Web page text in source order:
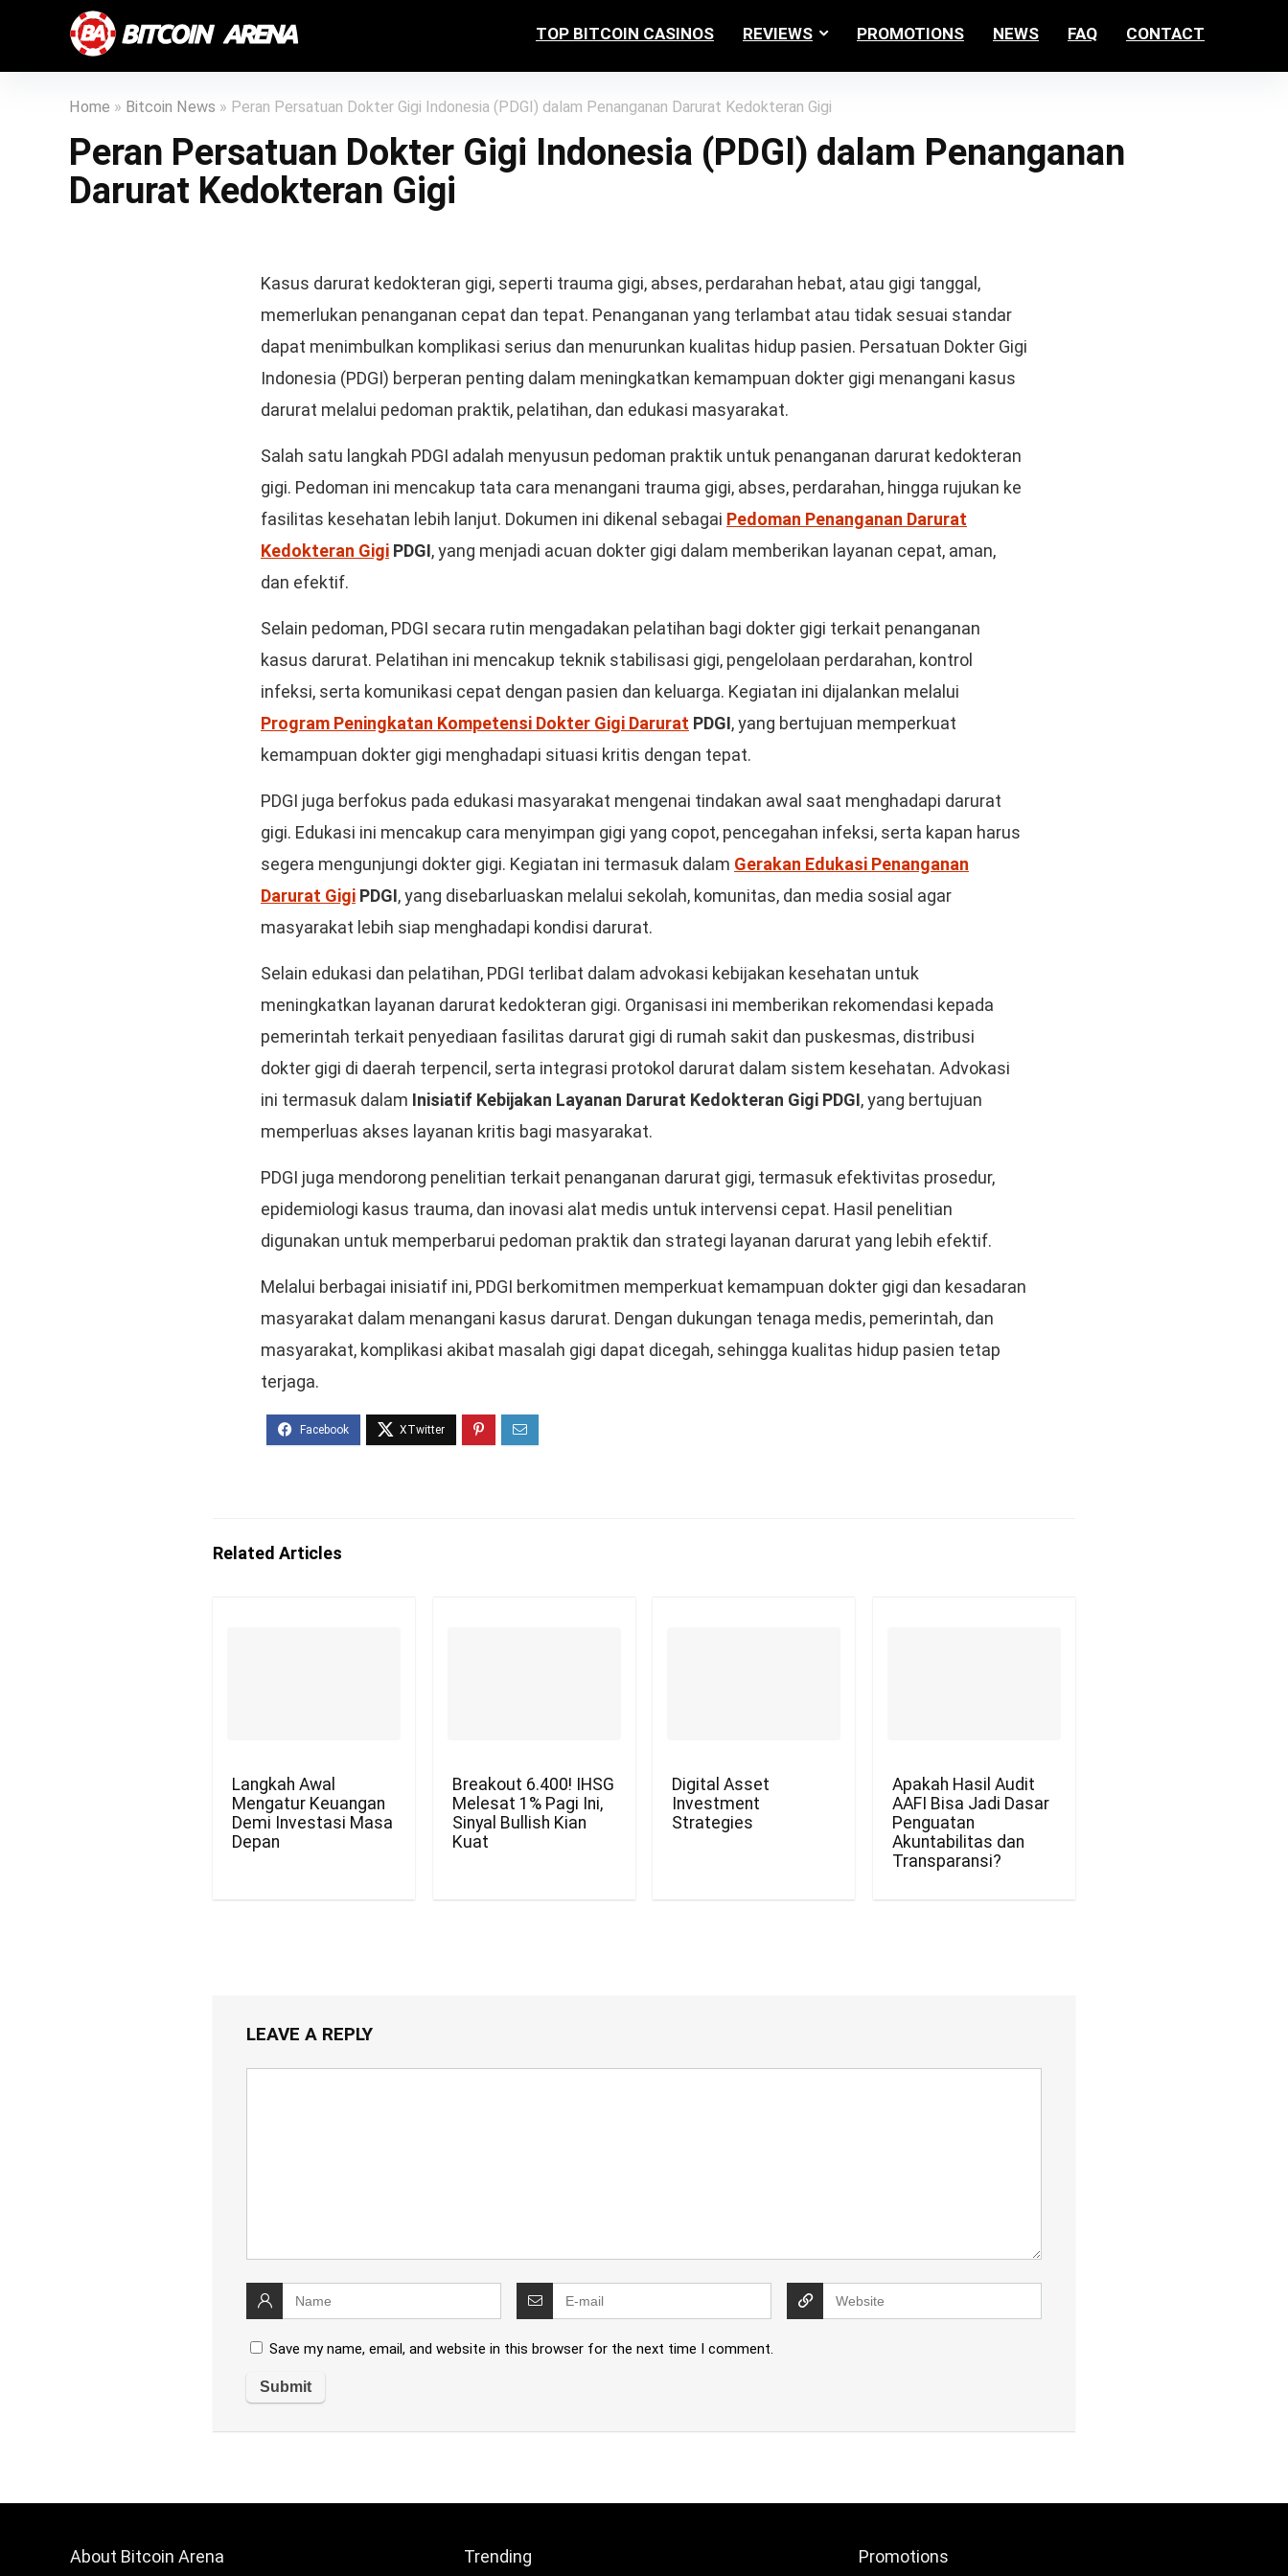
TOP BITCOIN CASINOS REVIEWS PROMOTIONS NEWS FAQ CONTACT
Home » Bitcoin News » Peran Persatuan Dokter Gigi Indonesia (PDGI) dalam Penanganan Darurat Kedokteran Gigi
Peran Persatuan Dokter Gigi Indonesia (PDGI) dalam Penanganan
Darurat Kedokteran Gigi
Kasus darurat kedokteran gigi, seperti trauma gigi, abses, perdarahan hebat, atau gigi tanggal,
memerlukan penanganan cepat dan tepat. Penanganan yang terlambat atau tidak sesuai standar
dapat menimbulkan komplikasi serius dan menurunkan kualitas hidup pasien. Persatuan Dokter Gigi
Indonesia (PDGI) berperan penting dalam meningkatkan kemampuan dokter gigi menangani kasus
darurat melalui pedoman praktik, pelatihan, dan edukasi masyarakat.
Salah satu langkah PDGI adalah menyusun pedoman praktik untuk penanganan darurat kedokteran
gigi. Pedoman ini mencakup tata cara menangani trauma gigi, abses, perdarahan, hingga rujukan ke
fasilitas kesehatan lebih lanjut. Dokumen ini dikenal sebagai Pedoman Penanganan Darurat
Kedokteran Gigi PDGI, yang menjadi acuan dokter gigi dalam memberikan layanan cepat, aman,
dan efektif.
Selain pedoman, PDGI secara rutin mengadakan pelatihan bagi dokter gigi terkait penanganan
kasus darurat. Pelatihan ini mencakup teknik stabilisasi gigi, pengelolaan perdarahan, kontrol
infeksi, serta komunikasi cepat dengan pasien dan keluarga. Kegiatan ini dijalankan melalui
Program Peningkatan Kompetensi Dokter Gigi Darurat PDGI, yang bertujuan memperkuat
kemampuan dokter gigi menghadapi situasi kritis dengan tepat.
PDGI juga berfokus pada edukasi masyarakat mengenai tindakan awal saat menghadapi darurat
gigi. Edukasi ini mencakup cara menyimpan gigi yang copot, pencegahan infeksi, serta kapan harus
segera mengunjungi dokter gigi. Kegiatan ini termasuk dalam Gerakan Edukasi Penanganan
Darurat Gigi PDGI, yang disebarluaskan melalui sekolah, komunitas, dan media sosial agar
masyarakat lebih siap menghadapi kondisi darurat.
Selain edukasi dan pelatihan, PDGI terlibat dalam advokasi kebijakan kesehatan untuk
meningkatkan layanan darurat kedokteran gigi. Organisasi ini memberikan rekomendasi kepada
pemerintah terkait penyediaan fasilitas darurat gigi di rumah sakit dan puskesmas, distribusi
dokter gigi di daerah terpencil, serta integrasi protokol darurat dalam sistem kesehatan. Advokasi
ini termasuk dalam Inisiatif Kebijakan Layanan Darurat Kedokteran Gigi PDGI, yang bertujuan
memperluas akses layanan kritis bagi masyarakat.
PDGI juga mendorong penelitian terkait penanganan darurat gigi, termasuk efektivitas prosedur,
epidemiologi kasus trauma, dan inovasi alat medis untuk intervensi cepat. Hasil penelitian
digunakan untuk memperbarui pedoman praktik dan strategi layanan darurat yang lebih efektif.
Melalui berbagai inisiatif ini, PDGI berkomitmen memperkuat kemampuan dokter gigi dan kesadaran
masyarakat dalam menangani kasus darurat. Dengan dukungan tenaga medis, pemerintah, dan
masyarakat, komplikasi akibat masalah gigi dapat dicegah, sehingga kualitas hidup pasien tetap
terjaga.
Related Articles
Langkah Awal
Mengatur Keuangan
Demi Investasi Masa
Depan
Breakout 6.400! IHSG
Melesat 1% Pagi Ini,
Sinyal Bullish Kian
Kuat
Digital Asset
Investment
Strategies
Apakah Hasil Audit
AAFI Bisa Jadi Dasar
Penguatan
Akuntabilitas dan
Transparansi?
LEAVE A REPLY
Save my name, email, and website in this browser for the next time I comment.
About Bitcoin Arena Trending Promotions